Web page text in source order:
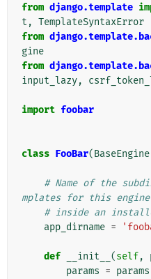
from django.template
t , TemplateSyntaxError
from
gine
from
input_lazy,
import foobar
class FooBar(BaseEngine
# Name of the
mplates for this engine
# inside an
app_dirname =
def __init__ (self,
params = params